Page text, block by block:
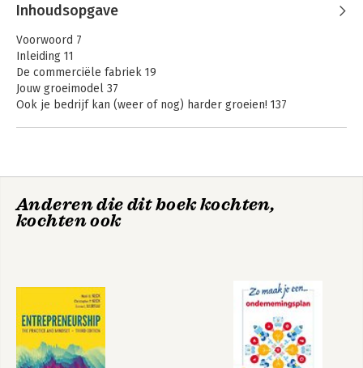
voor meer informatie contact op via
www.bluepepper.blue of via
info@bluepepper.blue
Inhoudsopgave
Voorwoord 7
Inleiding 11
De commerciële fabriek 19
Jouw groeimodel 37
Ook je bedrijf kan (weer of nog) harder groeien! 137
Over de schrijver 325
Dankwoord 329
Anderen die dit boek kochten,
kochten ook